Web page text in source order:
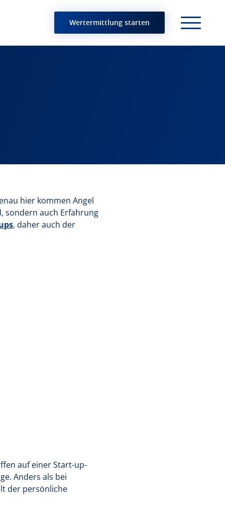
Wertermittlung starten
hier kommen Angel
sondern auch Erfahrung
, daher auch der
auf einer Start-up-
Anders als bei
der persönliche